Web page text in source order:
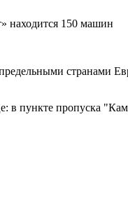
странами
в пункте пропуска